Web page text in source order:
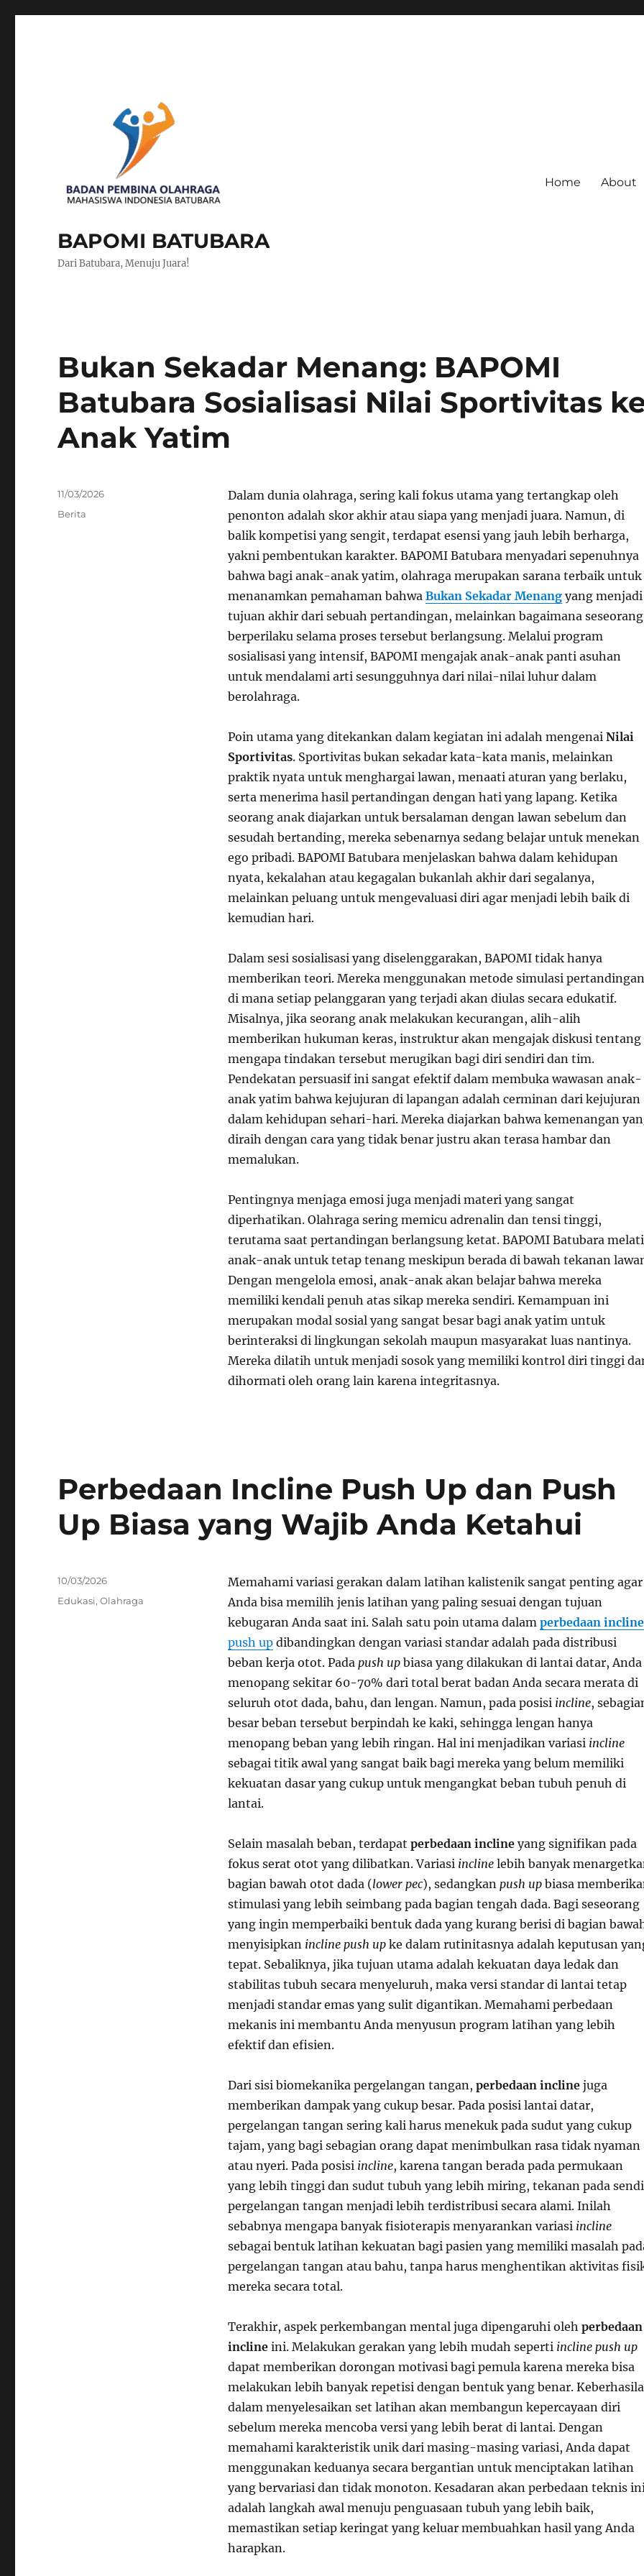
BAPOMI BATUBARA
Dari Batubara, Menuju Juara!
Home About
Bukan Sekadar Menang: BAPOMI
Batubara Sosialisasi Nilai Sportivitas
Anak Yatim
Dalam dunia olahraga, sering kali fokus utama yang tertangkap oleh
penonton adalah skor akhir atau siapa yang menjadi juara. Namun, di
balik kompetisi yang sengit, terdapat esensi yang jauh lebih berharga,
yakni pembentukan karakter. BAPOMI Batubara menyadari sepenuhnya
bahwa bagi anak-anak yatim, olahraga merupakan sarana terbaik untuk
menanamkan pemahaman bahwa Bukan Sekadar Menangyang menjadi
tujuan akhir dari sebuah pertandingan, melainkan bagaimana seseorang
berperilaku selama proses tersebut berlangsung. Melalui program
sosialisasi yang intensif, BAPOMI mengajak anak-anak panti asuhan
untuk mendalami arti sesungguhnya dari nilai-nilai luhur dalam
berolahraga.
Poin utama yang ditekankan dalam kegiatan ini adalah mengenai Nilai
Sportivitas. Sportivitas bukan sekadar kata-kata manis, melainkan
praktik nyata untuk menghargai lawan, menaati aturan yang berlaku,
serta menerima hasil pertandingan dengan hati yang lapang. Ketika
seorang anak diajarkan untuk bersalaman dengan lawan sebelum dan
sesudah bertanding, mereka sebenarnya sedang belajar untuk menekan
ego pribadi. BAPOMI Batubara menjelaskan bahwa dalam kehidupan
nyata, kekalahan atau kegagalan bukanlah akhir dari segalanya,
melainkan peluang untuk mengevaluasi diri agar menjadi lebih baik di
kemudian hari.
Dalam sesi sosialisasi yang diselenggarakan, BAPOMI tidak hanya
memberikan teori. Mereka menggunakan metode simulasi pertandingan
di mana setiap pelanggaran yang terjadi akan diulas secara edukatif.
Misalnya, jika seorang anak melakukan kecurangan, alih-alih
memberikan hukuman keras, instruktur akan mengajak diskusi tentang
mengapa tindakan tersebut merugikan bagi diri sendiri dan tim.
Pendekatan persuasif ini sangat efektif dalam membuka wawasan anak-
anak yatim bahwa kejujuran di lapangan adalah cerminan dari kejujuran
dalam kehidupan sehari-hari. Mereka diajarkan bahwa kemenangan
diraih dengan cara yang tidak benar justru akan terasa hambar dan
memalukan.
Pentingnya menjaga emosi juga menjadi materi yang sangat
diperhatikan. Olahraga sering memicu adrenalin dan tensi tinggi,
terutama saat pertandingan berlangsung ketat. BAPOMI Batubara
anak-anak untuk tetap tenang meskipun berada di bawah tekanan
Dengan mengelola emosi, anak-anak akan belajar bahwa mereka
memiliki kendali penuh atas sikap mereka sendiri. Kemampuan ini
merupakan modal sosial yang sangat besar bagi anak yatim untuk
berinteraksi di lingkungan sekolah maupun masyarakat luas nantinya.
Mereka dilatih untuk menjadi sosok yang memiliki kontrol diri tinggi
dihormati oleh orang lain karena integritasnya.
Posted
11/03/2026
Categories
Berita
Perbedaan Incline Push Up dan Push
Up Biasa yang Wajib Anda Ketahui
Memahami variasi gerakan dalam latihan kalistenik sangat penting agar
Anda bisa memilih jenis latihan yang paling sesuai dengan tujuan
kebugaran Anda saat ini. Salah satu poin utama dalam perbedaan incline
push updibandingkan dengan variasi standar adalah pada distribusi
beban kerja otot. Pada push upbiasa yang dilakukan di lantai datar, Anda
menopang sekitar 60-70% dari total berat badan Anda secara merata di
seluruh otot dada, bahu, dan lengan. Namun, pada posisi incline,
besar beban tersebut berpindah ke kaki, sehingga lengan hanya
menopang beban yang lebih ringan. Hal ini menjadikan variasi incline
sebagai titik awal yang sangat baik bagi mereka yang belum memiliki
kekuatan dasar yang cukup untuk mengangkat beban tubuh penuh di
lantai.
Selain masalah beban, terdapat perbedaan inclineyang signifikan pada
fokus serat otot yang dilibatkan. Variasi inclinelebih banyak
bagian bawah otot dada (lower pec), sedangkan push upbiasa
stimulasi yang lebih seimbang pada bagian tengah dada. Bagi seseorang
yang ingin memperbaiki bentuk dada yang kurang berisi di bagian
menyisipkan incline push upke dalam rutinitasnya adalah keputusan
tepat. Sebaliknya, jika tujuan utama adalah kekuatan daya ledak dan
stabilitas tubuh secara menyeluruh, maka versi standar di lantai tetap
menjadi standar emas yang sulit digantikan. Memahami perbedaan
mekanis ini membantu Anda menyusun program latihan yang lebih
efektif dan efisien.
Dari sisi biomekanika pergelangan tangan, perbedaan inclinejuga
memberikan dampak yang cukup besar. Pada posisi lantai datar,
pergelangan tangan sering kali harus menekuk pada sudut yang cukup
tajam, yang bagi sebagian orang dapat menimbulkan rasa tidak nyaman
atau nyeri. Pada posisi incline, karena tangan berada pada permukaan
yang lebih tinggi dan sudut tubuh yang lebih miring, tekanan pada sendi
pergelangan tangan menjadi lebih terdistribusi secara alami. Inilah
sebabnya mengapa banyak fisioterapis menyarankan variasi incline
sebagai bentuk latihan kekuatan bagi pasien yang memiliki masalah
pergelangan tangan atau bahu, tanpa harus menghentikan aktivitas
mereka secara total.
Terakhir, aspek perkembangan mental juga dipengaruhi oleh perbedaan
inclineini. Melakukan gerakan yang lebih mudah seperti incline push up
dapat memberikan dorongan motivasi bagi pemula karena mereka bisa
melakukan lebih banyak repetisi dengan bentuk yang benar.
dalam menyelesaikan set latihan akan membangun kepercayaan diri
sebelum mereka mencoba versi yang lebih berat di lantai. Dengan
memahami karakteristik unik dari masing-masing variasi, Anda dapat
menggunakan keduanya secara bergantian untuk menciptakan latihan
yang bervariasi dan tidak monoton. Kesadaran akan perbedaan teknis
adalah langkah awal menuju penguasaan tubuh yang lebih baik,
memastikan setiap keringat yang keluar membuahkan hasil yang Anda
harapkan.
Posted
on
10/03/2026
Categories
Edukasi,Olahraga